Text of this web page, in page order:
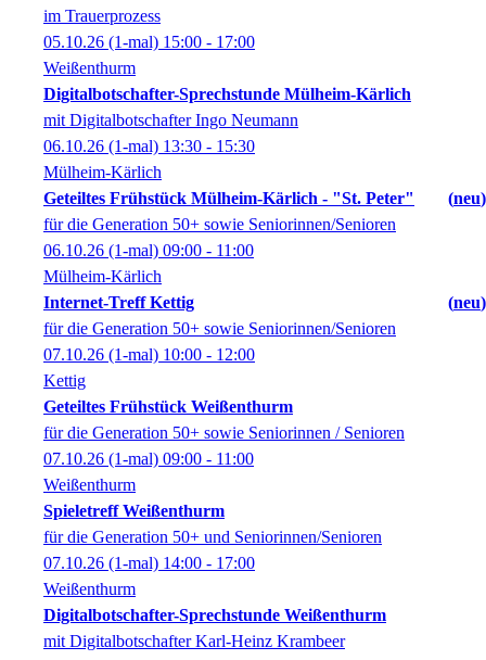
im Trauerprozess
05.10.26 (1-mal) 15:00 - 17:00
Weißenthurm
Digitalbotschafter-Sprechstunde Mülheim-Kärlich
mit Digitalbotschafter Ingo Neumann
06.10.26 (1-mal) 13:30 - 15:30
Mülheim-Kärlich
Geteiltes Frühstück Mülheim-Kärlich - "St. Peter"
neu
für die Generation 50+ sowie Seniorinnen/Senioren
06.10.26 (1-mal) 09:00 - 11:00
Mülheim-Kärlich
Internet-Treff Kettig
neu
für die Generation 50+ sowie Seniorinnen/Senioren
07.10.26 (1-mal) 10:00 - 12:00
Kettig
Geteiltes Frühstück Weißenthurm
für die Generation 50+ sowie Seniorinnen / Senioren
07.10.26 (1-mal) 09:00 - 11:00
Weißenthurm
Spieletreff Weißenthurm
für die Generation 50+ und Seniorinnen/Senioren
07.10.26 (1-mal) 14:00 - 17:00
Weißenthurm
Digitalbotschafter-Sprechstunde Weißenthurm
mit Digitalbotschafter Karl-Heinz Krambeer